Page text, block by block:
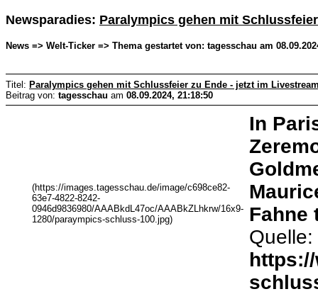
Newsparadies: Paralympics gehen mit
News => Welt-Ticker => Thema gestartet von: tagesschau am
Titel: Paralympics gehen mit Schlussfeier zu Ende - jetzt im
Beitrag von: tagesschau am 08.09.2024, 21:18:50
(https://images.tagesschau.de/image/c698ce82-
63e7-4822-8242-
0946d9836980/AAABkdL47oc/AAABkZLhkrw/16x9-
1280/paraympics-schluss-100.jpg)
In
Fahne
Quelle: